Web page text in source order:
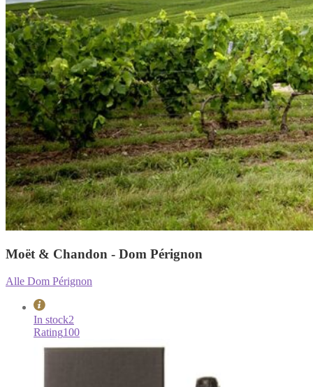
Moët & Chandon - Dom Pérignon
Alle Dom Pérignon
In stock2
Rating100